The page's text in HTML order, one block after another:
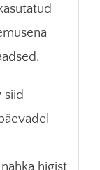
siid
higist